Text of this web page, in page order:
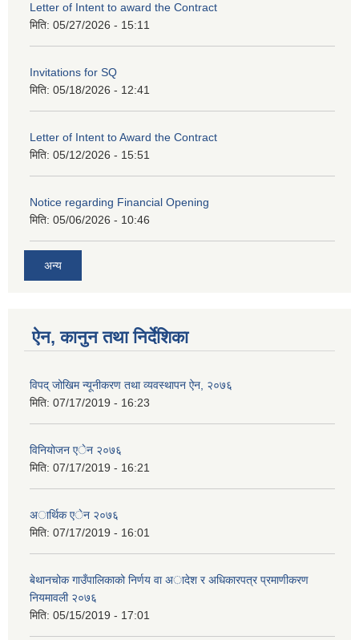
Letter of Intent to award the Contract
मिति: 05/27/2026 - 15:11
Invitations for SQ
मिति: 05/18/2026 - 12:41
Letter of Intent to Award the Contract
मिति: 05/12/2026 - 15:51
Notice regarding Financial Opening
मिति: 05/06/2026 - 10:46
अन्य
ऐन, कानुन तथा निर्देशिका
विपद् जोखिम न्यूनीकरण तथा व्यवस्थापन ऐन, २०७६
मिति: 07/17/2019 - 16:23
विनियोजन एेन २०७६
मिति: 07/17/2019 - 16:21
अार्थिक एेन २०७६
मिति: 07/17/2019 - 16:01
बेथानचोक गाउँपालिकाको निर्णय वा अादेश र अधिकारपत्र प्रमाणीकरण
नियमावली २०७६
मिति: 05/15/2019 - 17:01